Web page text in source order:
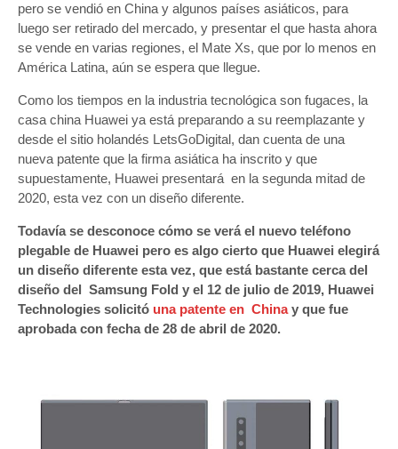
pero se vendió en China y algunos países asiáticos, para
luego ser retirado del mercado, y presentar el que hasta ahora
se vende en varias regiones, el Mate Xs, que por lo menos en
América Latina, aún se espera que llegue.
Como los tiempos en la industria tecnológica son fugaces, la
casa china Huawei ya está preparando a su reemplazante y
desde el sitio holandés LetsGoDigital, dan cuenta de una
nueva patente que la firma asiática ha inscrito y que
supuestamente, Huawei presentará en la segunda mitad de
2020, esta vez con un diseño diferente.
Todavía se desconoce cómo se verá el nuevo teléfono
plegable de Huawei pero es algo cierto que Huawei elegirá
un diseño diferente esta vez, que está bastante cerca del
diseño del Samsung Fold y el 12 de julio de 2019, Huawei
Technologies solicitó una patente en Chinay que fue
aprobada con fecha de 28 de abril de 2020.